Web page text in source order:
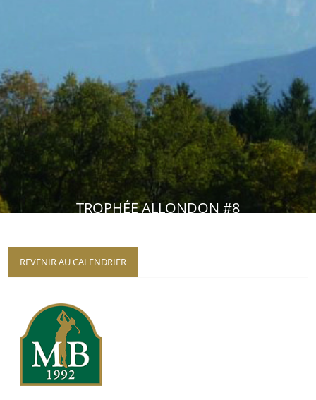
TROPHÉE ALLONDON #8
REVENIR AU CALENDRIER